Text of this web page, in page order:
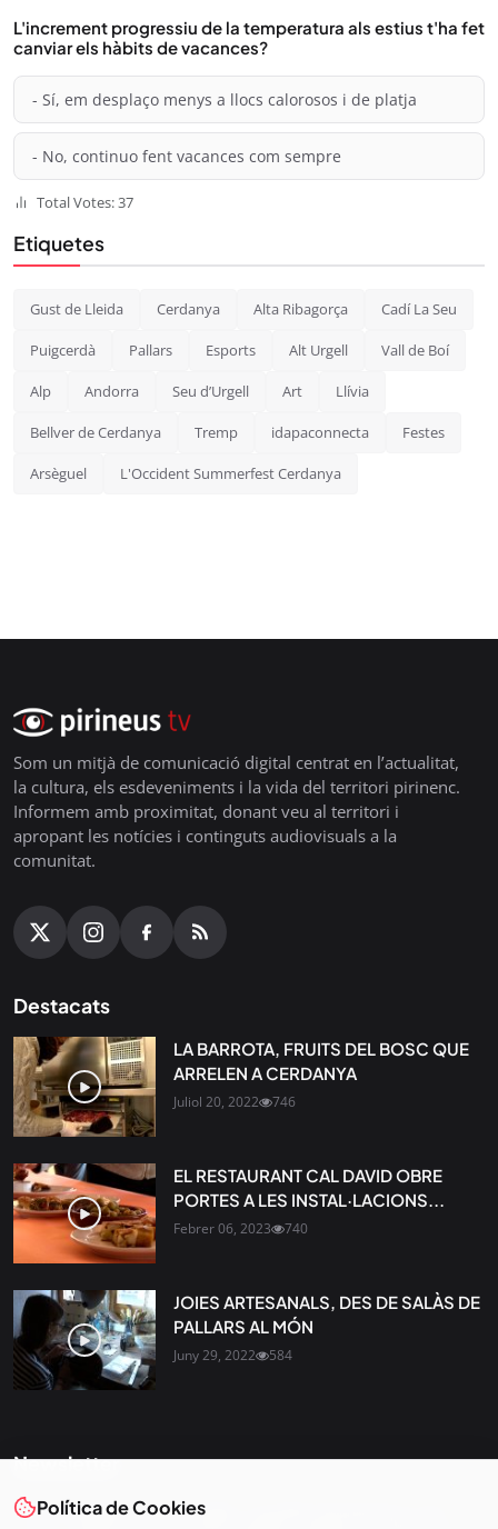
L'increment progressiu de la temperatura als estius t'ha fet
canviar els hàbits de vacances?
- Sí, em desplaço menys a llocs calorosos i de platja
- No, continuo fent vacances com sempre
Total Votes: 37
Etiquetes
Gust de Lleida Cerdanya Alta Ribagorça Cadí La Seu
Puigcerdà Pallars Esports Alt Urgell Vall de Boí
Alp Andorra Seu d’Urgell Art Llívia
Bellver de Cerdanya Tremp idapaconnecta Festes
Arsèguel L'Occident Summerfest Cerdanya
Som un mitjà de comunicació digital centrat en l’actualitat,
la cultura, els esdeveniments i la vida del territori pirinenc.
Informem amb proximitat, donant veu al territori i
apropant les notícies i continguts audiovisuals a la
comunitat.
Destacats
LA BARROTA, FRUITS DEL BOSC QUE
ARRELEN A CERDANYA
Juliol 20, 2022 746
EL RESTAURANT CAL DAVID OBRE
PORTES A LES INSTAL·LACIONS...
Febrer 06, 2023 740
JOIES ARTESANALS, DES DE SALÀS DE
PALLARS AL MÓN
Juny 29, 2022 584
Newsletter
Tota l’actualitat, seleccionada i enviada directament al teu
Política de Cookies